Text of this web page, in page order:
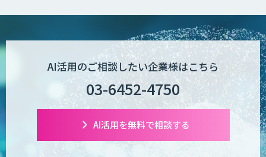
AI活用のご相談したい企業様はこちら
03-6452-4750
AI活用を無料で相談する